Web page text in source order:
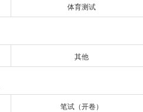
体育测试
其他
笔试（开卷）